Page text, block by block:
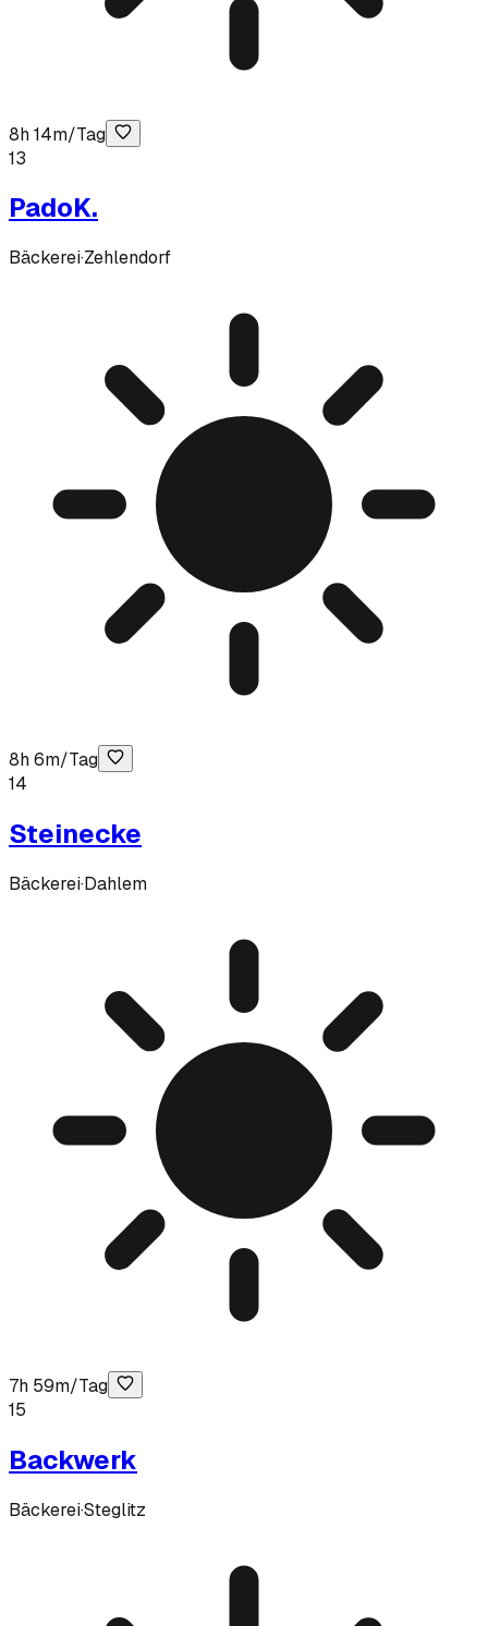
8h 14m/Tag
13
PadoK.
Bäckerei·Zehlendorf
8h 6m/Tag
14
Steinecke
Bäckerei·Dahlem
7h 59m/Tag
15
Backwerk
Bäckerei·Steglitz